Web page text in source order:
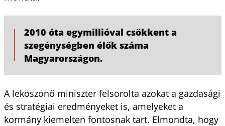
2010 óta egymillióval csökkent a
szegénységben élők száma
Magyarországon.
A leköszönő miniszter felsorolta azokat a gazdasági
és stratégiai eredményeket is, amelyeket a
kormány kiemelten fontosnak tart. Elmondta, hogy